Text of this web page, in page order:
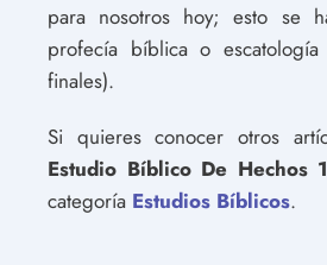
para nosotros hoy; esto se
profecía bíblica o escatología
finales).
Si quieres conocer otros
Estudio Bíblico De Hechos 1
categoría Estudios Bíblicos.